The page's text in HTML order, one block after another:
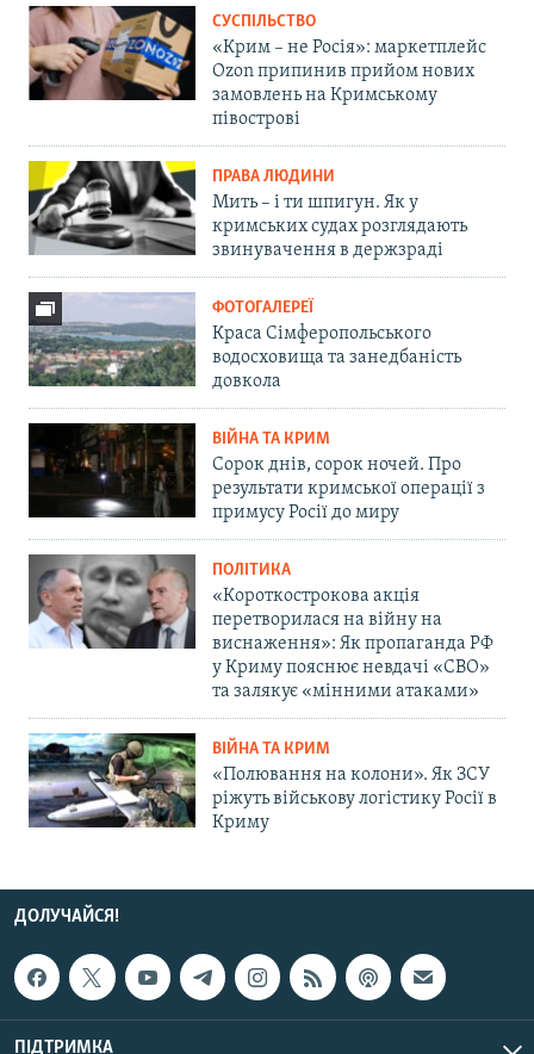
СУСПІЛЬСТВО
«Крим – не Росія»: маркетплейс
Ozon припинив прийом нових
замовлень на Кримському
півострові
ПРАВА ЛЮДИНИ
Мить – і ти шпигун. Як у
кримських судах розглядають
звинувачення в держзраді
ФОТОГАЛЕРЕЇ
Краса Сімферопольського
водосховища та занедбаність
довкола
ВІЙНА ТА КРИМ
Сорок днів, сорок ночей. Про
результати кримської операції з
примусу Росії до миру
ПОЛІТИКА
«Короткострокова акція
перетворилася на війну на
виснаження»: Як пропаганда РФ
у Криму пояснює невдачі «СВО»
та залякує «мінними атаками»
ВІЙНА ТА КРИМ
«Полювання на колони». Як ЗСУ
ріжуть військову логістику Росії в
Криму
ДОЛУЧАЙСЯ!
ПІДТРИМКА